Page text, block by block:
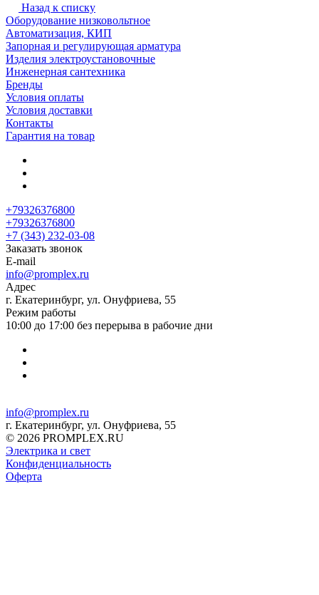
Назад к списку
Оборудование низковольтное
Автоматизация, КИП
Запорная и регулирующая арматура
Изделия электроустановочные
Инженерная сантехника
Бренды
Условия оплаты
Условия доставки
Контакты
Гарантия на товар
+79326376800
+79326376800
+7 (343) 232-03-08
Заказать звонок
E-mail
info@promplex.ru
Адрес
г. Екатеринбург, ул. Онуфриева, 55
Режим работы
10:00 до 17:00 без перерыва в рабочие дни
info@promplex.ru
г. Екатеринбург, ул. Онуфриева, 55
© 2026 PROMPLEX.RU
Электрика и свет
Конфиденциальность
Оферта